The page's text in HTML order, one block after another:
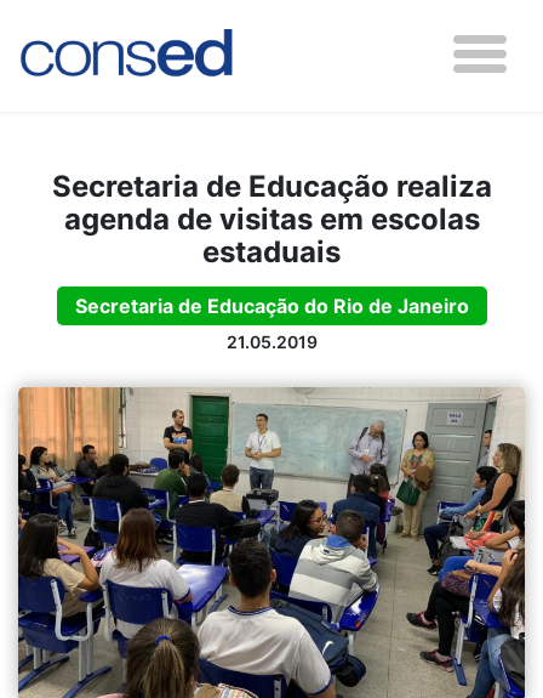
Secretaria de Educação realiza
agenda de visitas em escolas
estaduais
Secretaria de Educação do Rio de Janeiro
21.05.2019